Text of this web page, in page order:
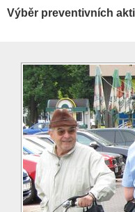
Výběr preventivních